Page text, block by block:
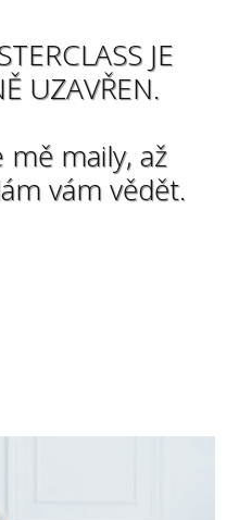
JE
UZAVŘEN.
maily, až
vám vědět.